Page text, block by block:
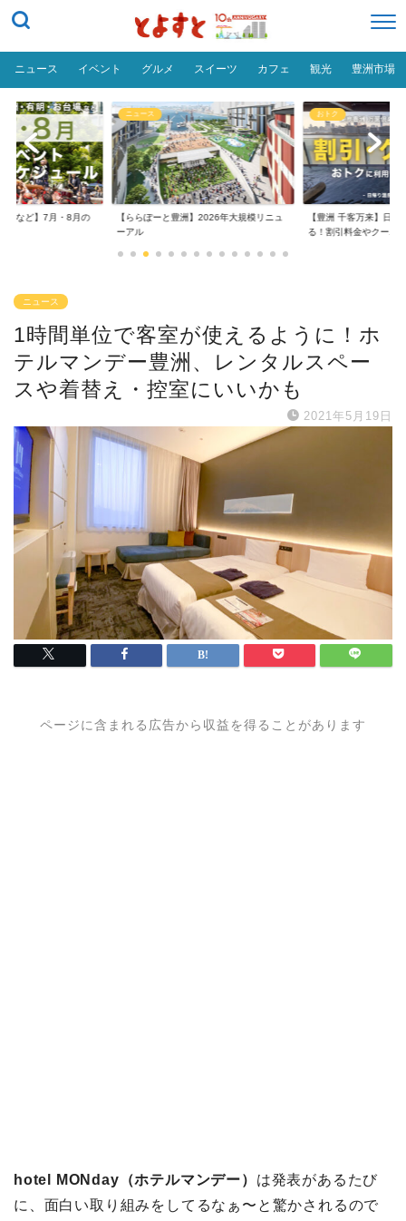
ニュース イベント グルメ スイーツ カフェ 観光 豊洲市場
場など】7月・8月の
ニュース
【ららぽーと豊洲】2026年大規模リニュ
ーアル
おトク
【豊洲 千客万来】日帰
る！割引料金やクーポ...
ニュース
1時間単位で客室が使えるように！ホ
テルマンデー豊洲、レンタルスペー
スや着替え・控室にいいかも
2021年5月19日
ページに含まれる広告から収益を得ることがあります
hotel MONday（ホテルマンデー） は発表があるたび
に、面白い取り組みをしてるなぁ〜と驚かされるので